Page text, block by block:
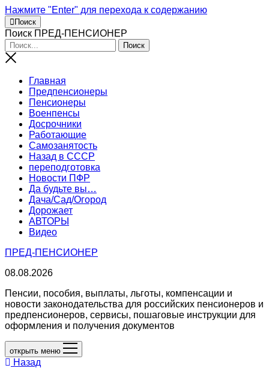
Нажмите "Enter" для перехода к содержанию
Поиск
Поиск ПРЕД-ПЕНСИОНЕР
Главная
Предпенсионеры
Пенсионеры
Военпенсы
Досрочники
Работающие
Самозанятость
Назад в СССР
переподготовка
Новости ПФР
Да будьте вы…
Дача/Сад/Огород
Дорожает
АВТОРЫ
Видео
ПРЕД-ПЕНСИОНЕР
08.08.2026
Пенсии, пособия, выплаты, льготы, компенсации и
новости законодательства для российских пенсионеров и
предпенсионеров, сервисы, пошаговые инструкции для
оформления и получения документов
открыть меню
Назад